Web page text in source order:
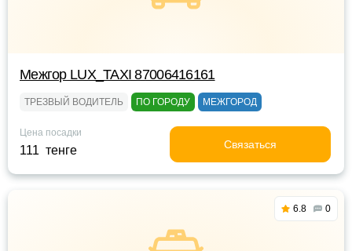
Межгор LUX_TAXI 87006416161
ТРЕЗВЫЙ ВОДИТЕЛЬ ПО ГОРОДУ МЕЖГОРОД
Цена посадки
111 тенге Связаться
6.8 0